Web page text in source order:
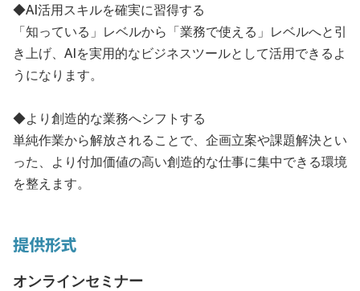
◆AI活用スキルを確実に習得する
「知っている」レベルから「業務で使える」レベルへと引
き上げ、AIを実用的なビジネスツールとして活用できるよ
うになります。
◆より創造的な業務へシフトする
単純作業から解放されることで、企画立案や課題解決とい
った、より付加価値の高い創造的な仕事に集中できる環境
を整えます。
提供形式
オンラインセミナー